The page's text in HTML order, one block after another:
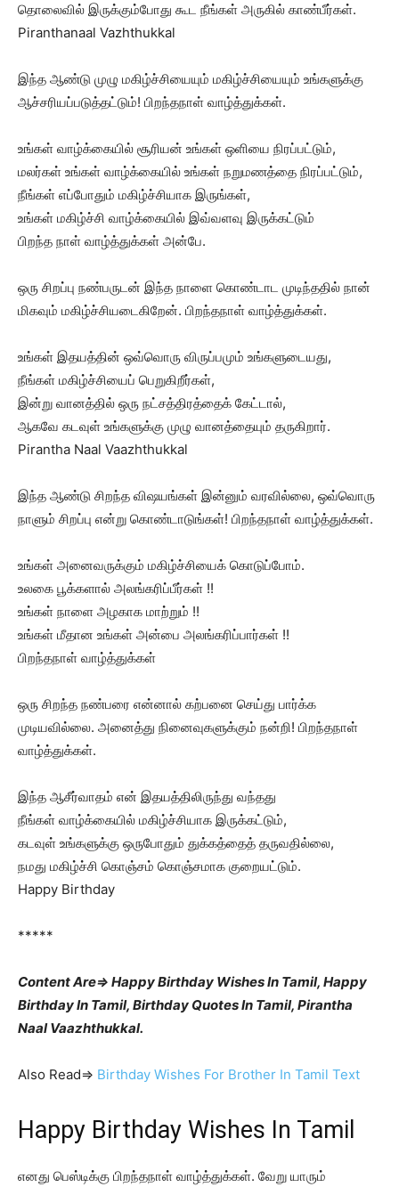
தொலைவில் இருக்கும்போது கூட நீங்கள் அருகில் காண்பீர்கள்.
Piranthanaal Vazhthukkal
இந்த ஆண்டு முழு மகிழ்ச்சியையும் மகிழ்ச்சியையும் உங்களுக்கு
ஆச்சரியப்படுத்தட்டும்! பிறந்தநாள் வாழ்த்துக்கள்.
உங்கள் வாழ்க்கையில் சூரியன் உங்கள் ஒளியை நிரப்பட்டும்,
மலர்கள் உங்கள் வாழ்க்கையில் உங்கள் நறுமணத்தை நிரப்பட்டும்,
நீங்கள் எப்போதும் மகிழ்ச்சியாக இருங்கள்,
உங்கள் மகிழ்ச்சி வாழ்க்கையில் இவ்வளவு இருக்கட்டும்
பிறந்த நாள் வாழ்த்துக்கள் அன்பே.
ஒரு சிறப்பு நண்பருடன் இந்த நாளை கொண்டாட முடிந்ததில் நான்
மிகவும் மகிழ்ச்சியடைகிறேன். பிறந்தநாள் வாழ்த்துக்கள்.
உங்கள் இதயத்தின் ஒவ்வொரு விருப்பமும் உங்களுடையது,
நீங்கள் மகிழ்ச்சியைப் பெறுகிறீர்கள்,
இன்று வானத்தில் ஒரு நட்சத்திரத்தைக் கேட்டால்,
ஆகவே கடவுள் உங்களுக்கு முழு வானத்தையும் தருகிறார்.
Pirantha Naal Vaazhthukkal
இந்த ஆண்டு சிறந்த விஷயங்கள் இன்னும் வரவில்லை, ஒவ்வொரு
நாளும் சிறப்பு என்று கொண்டாடுங்கள்! பிறந்தநாள் வாழ்த்துக்கள்.
உங்கள் அனைவருக்கும் மகிழ்ச்சியைக் கொடுப்போம்.
உலகை பூக்களால் அலங்கரிப்பீர்கள் !!
உங்கள் நாளை அழகாக மாற்றும் !!
உங்கள் மீதான உங்கள் அன்பை அலங்கரிப்பார்கள் !!
பிறந்தநாள் வாழ்த்துக்கள்
ஒரு சிறந்த நண்பரை என்னால் கற்பனை செய்து பார்க்க
முடியவில்லை. அனைத்து நினைவுகளுக்கும் நன்றி! பிறந்தநாள்
வாழ்த்துக்கள்.
இந்த ஆசீர்வாதம் என் இதயத்திலிருந்து வந்தது
நீங்கள் வாழ்க்கையில் மகிழ்ச்சியாக இருக்கட்டும்,
கடவுள் உங்களுக்கு ஒருபோதும் துக்கத்தைத் தருவதில்லை,
நமது மகிழ்ச்சி கொஞ்சம் கொஞ்சமாக குறையட்டும்.
Happy Birthday
*****
Content Are⇒ Happy Birthday Wishes In Tamil, Happy
Birthday In Tamil, Birthday Quotes In Tamil, Pirantha
Naal Vaazhthukkal.
Also Read⇒ Birthday Wishes For Brother In Tamil Text
Happy Birthday Wishes In Tamil
எனது பெஸ்டிக்கு பிறந்தநாள் வாழ்த்துக்கள். வேறு யாரும்